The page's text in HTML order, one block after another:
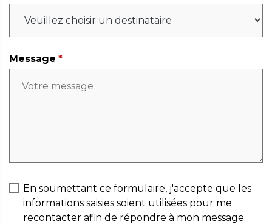
Message
En soumettant ce formulaire, j'accepte que les
informations saisies soient utilisées pour me
recontacter afin de répondre à mon message.